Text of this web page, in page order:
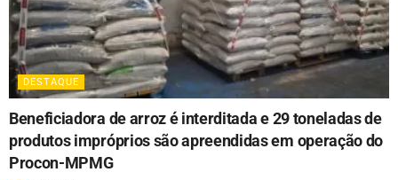
DESTAQUE
Beneficiadora de arroz é interditada e 29 toneladas de
produtos impróprios são apreendidas em operação do
Procon-MPMG